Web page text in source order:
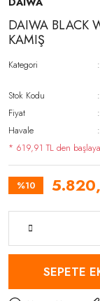
DAIWA BLACK
KAMIŞ
Kategori
Stok Kodu
Fiyat
Havale
* 619,91 TL den
%10
SEPETE